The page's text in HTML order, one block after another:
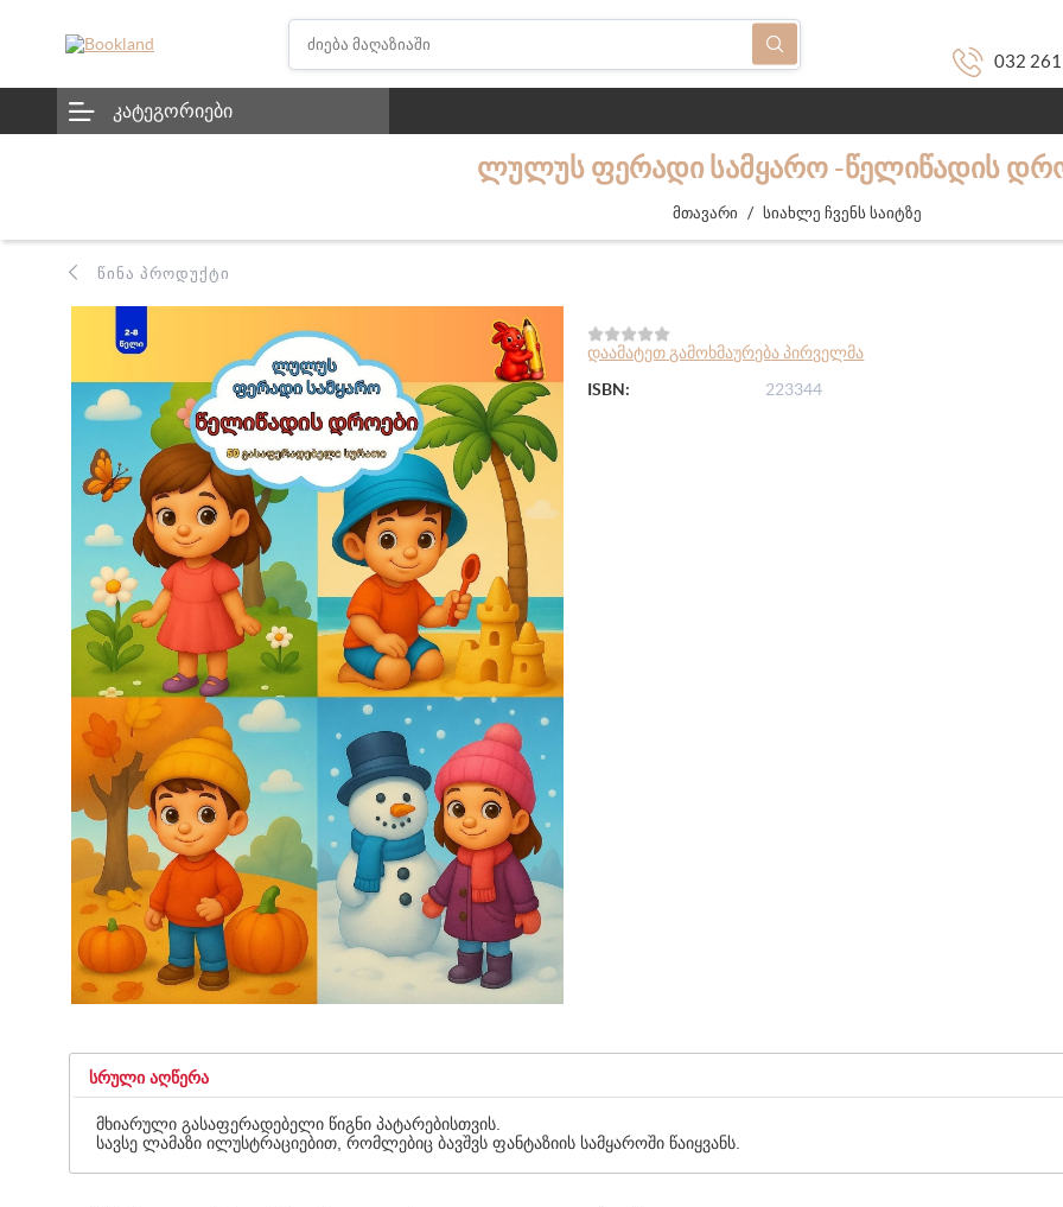
032
ᲙᲐᲢᲔᲒᲝᲠᲘᲔᲑᲘ
ᲚᲣᲚᲣᲡ ᲤᲔᲠᲐᲓᲘ ᲡᲐᲛᲧᲐᲠᲝ -ᲬᲔᲚᲘᲬᲐᲓᲘᲡ
მთავარი / სიახლე ჩვენს საიტზე
ᲬᲘᲜᲐ ᲞᲠᲝᲓᲣᲥᲢᲘ
დაამატეთ გამოხმაურება პირველმა
ISBN:
223344
ᲡᲠᲣᲚᲘ ᲐᲦᲬᲔᲠᲐ
მხიარული გასაფერადებელი წიგნი პატარებისთვის.
სავსე ლამაზი ილუსტრაციებით, რომლებიც ბავშვს ფანტაზიის სამყაროში წაიყვანს.